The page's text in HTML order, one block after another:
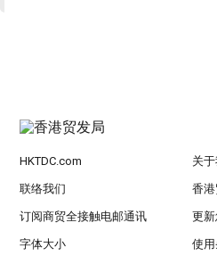
HKTDC.com 关
联络我们 香
订阅商贸全接触电邮通讯 更
字体大小 使